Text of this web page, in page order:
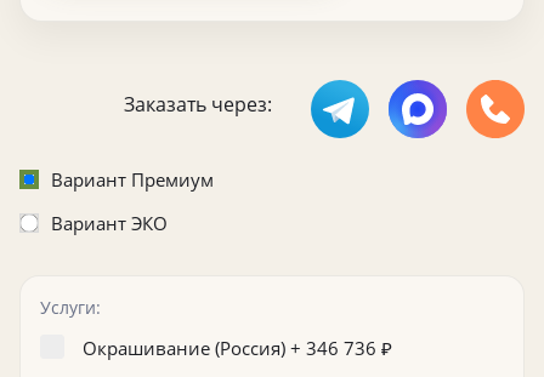
Заказать через:
Вариант Премиум
Вариант ЭКО
Услуги:
Окрашивание (Россия) + 346 736 ₽